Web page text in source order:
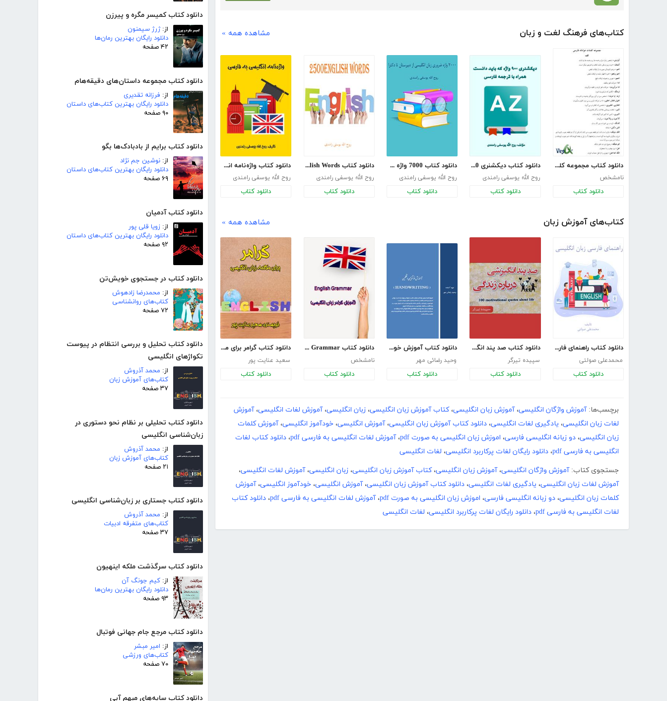
دانلود کتاب کمیسر مگره و پیرزن
از:ژرژ سیمنون
دانلود رایگان بهترین رمان‌ها
۴۲ صفحه
دانلود کتاب مجموعه داستان‌های دقیقه‌هام
از: فرزانه تقدیری
دانلود رایگان بهترین کتاب‌های داستان
۹۰ صفحه
دانلود کتاب برایم از بادبادک‌ها بگو
از: نوشین جم نژاد
دانلود رایگان بهترین کتاب‌های داستان
۶۹ صفحه
دانلود کتاب آدمیان
از: زویا قلی پور
دانلود رایگان بهترین کتاب‌های داستان
۹۲ صفحه
دانلود کتاب در جستجوی خویش‌تن
از: محمدرضا زادهوش
کتاب‌های روانشناسی
۷۲ صفحه
دانلود کتاب تحلیل و بررسی انتظام در پیوست
تکواژهای انگلیسی
از: محمد آذروش
کتاب‌های آموزش زبان
۳۷ صفحه
دانلود کتاب تحلیلی بر نظام نحو دستوری در
زبان‌شناسی انگلیسی
از: محمد آذروش
کتاب‌های آموزش زبان
۲۱ صفحه
دانلود کتاب جستاری بر زبان‌شناسی انگلیسی
از: محمد آذروش
کتاب‌های متفرقه ادبیات
۳۷ صفحه
دانلود کتاب سرگذشت ملکه اینهیون
از: کیم جونگ آن
دانلود رایگان بهترین رمان‌ها
۹۳ صفحه
دانلود کتاب مرجع جام جهانی فوتبال
از: امیر مبشر
کتاب‌های ورزشی
۷۰ صفحه
دانلود کتاب سایه‌های مبهم آبی
کتاب‌های فرهنگ لغت و زبان مشاهده همه »
دانلود کتاب مجموعه کلمات عوامانه فارسی
نامشخص
دانلود کتاب
دانلود کتاب دیکشنری 9000 واژه که باید دانست همراه با ترجمه فارسی
روح الله یوسفی رامندی
دانلود کتاب
دانلود کتاب 7000 واژه ضروری زبان انگلیسی از دبیرستان تا دکترا
روح الله یوسفی رامندی
دانلود کتاب
دانلود کتاب 2500English Words
روح الله یوسفی رامندی
دانلود کتاب
دانلود کتاب واژه‌نامه انگلیسی به فارسی
روح الله یوسفی رامندی
دانلود کتاب
کتاب‌های آموزش زبان مشاهده همه »
دانلود کتاب راهنمای فارسی زبان انگلیسی
محمدعلی صولتی
دانلود کتاب
دانلود کتاب صد پند انگیزشی درباره زندگی
سپیده تیرگر
دانلود کتاب
دانلود کتاب آموزش خوشنویسی انگلیسی
وحید رضائی مهر
دانلود کتاب
دانلود کتاب English Grammar (آموزش گرامر زبان انگلیسی)
نامشخص
دانلود کتاب
دانلود کتاب گرامر برای مکالمه زبان انگلیسی
سعید عنایت پور
دانلود کتاب
برچسب‌ها: آموزش واژگان انگلیسی،آموزش زبان انگلیسی،کتاب آموزش زبان انگلیسی، زبان انگلیسی،آموزش لغات انگلیسی،آموزش
لغات زبان انگلیسی، یادگیری لغات انگلیسی، دانلود کتاب آموزش زبان انگلیسی،آموزش انگلیسی، خودآموز انگلیسی،آموزش کلمات
زبان انگلیسی، دو زبانه انگلیسی فارسی، اموزش زبان انگلیسی به صورت pdf ،آموزش لغات انگلیسی به فارسی pdf ، دانلود کتاب لغات
انگلیسی به فارسی pdf
، دانلود رایگان لغات پرکاربرد انگلیسی، لغات انگلیسی
جستجوی کتاب: آموزش واژگان انگلیسی،آموزش زبان انگلیسی،کتاب آموزش زبان انگلیسی، زبان انگلیسی،آموزش لغات انگلیسی،
آموزش لغات زبان انگلیسی، یادگیری لغات انگلیسی، دانلود کتاب آموزش زبان انگلیسی،آموزش انگلیسی، خودآموز انگلیسی،آموزش
کلمات زبان انگلیسی، دو زبانه انگلیسی فارسی، اموزش زبان انگلیسی به صورت pdf ،آموزش لغات انگلیسی به فارسی pdf ، دانلود کتاب
لغات انگلیسی به فارسی pdf
، دانلود رایگان لغات پرکاربرد انگلیسی، لغات انگلیسی